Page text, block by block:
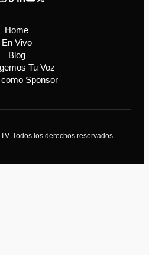
Home
En Vivo
Blog
Tu Voz
Sponsor
Todos los derechos reservados.